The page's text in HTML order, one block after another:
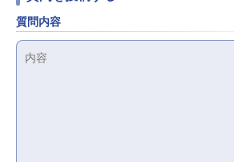
質問内容